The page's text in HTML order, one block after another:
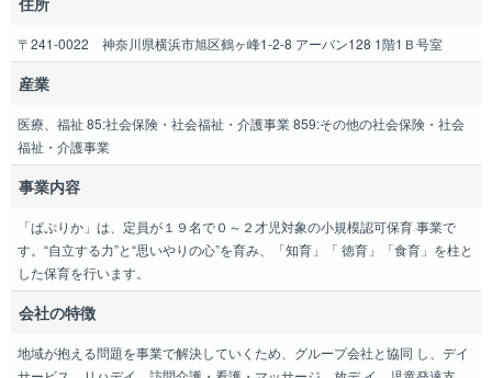
〒241-0022 神奈川県横浜市旭区鶴ヶ峰1-2-8 アーバン128 1階1Ｂ号室
産業
医療、福祉 85:社会保険・社会福祉・介護事業 859:その他の社会保険・社会
福祉・介護事業
事業内容
「ぱぷりか」は、定員が１９名で０～２才児対象の小規模認可保育 事業で
す。“自立する力”と“思いやりの心”を育み、「知育」「 徳育」「食育」を柱と
した保育を行います。
会社の特徴
地域が抱える問題を事業で解決していくため、グループ会社と協同 し、デイ